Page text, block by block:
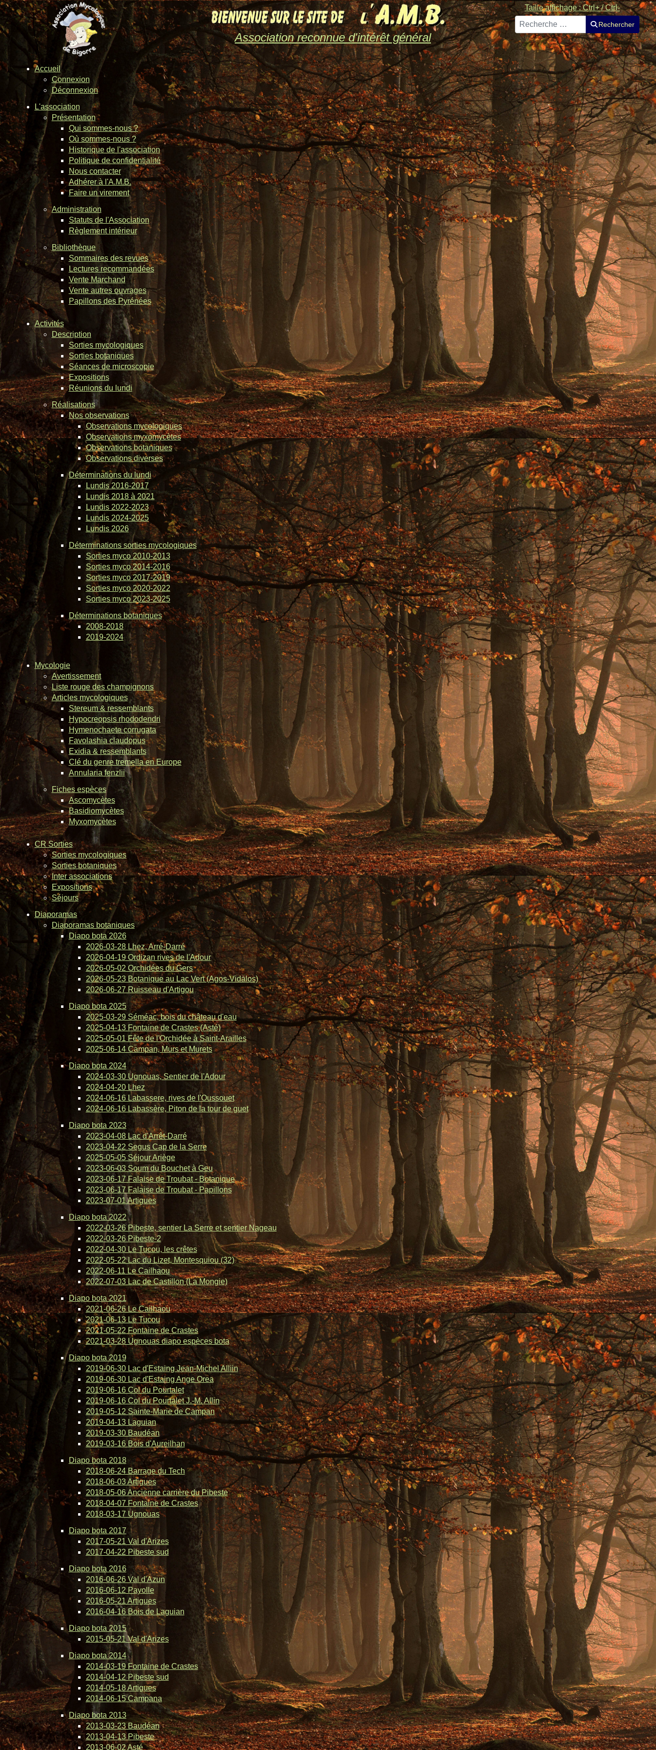
Association reconnue d'intérêt général
Taille affichage : Ctrl+ / Ctrl-
Rechercher
Rechercher
Accueil
Connexion
Déconnexion
L'association
Présentation
Qui sommes-nous ?
Où sommes-nous ?
Historique de l'association
Politique de confidentialité
Nous contacter
Adhérer à l'A.M.B.
Faire un virement
Administration
Statuts de l'Association
Règlement intérieur
Bibliothèque
Sommaires des revues
Lectures recommandées
Vente Marchand
Vente autres ouvrages
Papillons des Pyrénées
Activités
Description
Sorties mycologiques
Sorties botaniques
Séances de microscopie
Expositions
Réunions du lundi
Réalisations
Nos observations
Observations mycologiques
Observations myxomycètes
Observations botaniques
Observations diverses
Déterminations du lundi
Lundis 2016-2017
Lundis 2018 à 2021
Lundis 2022-2023
Lundis 2024-2025
Lundis 2026
Déterminations sorties mycologiques
Sorties myco 2010-2013
Sorties myco 2014-2016
Sorties myco 2017-2019
Sorties myco 2020-2022
Sorties myco 2023-2025
Déterminations botaniques
2008-2018
2019-2024
Mycologie
Avertissement
Liste rouge des champignons
Articles mycologiques
Stereum & ressemblants
Hypocreopsis rhododendri
Hymenochaete corrugata
Favolashia claudopus
Exidia & ressemblants
Clé du genre tremella en Europe
Annularia fenzlii
Fiches espèces
Ascomycètes
Basidiomycètes
Myxomycètes
CR Sorties
Sorties mycologiques
Sorties botaniques
Inter associations
Expositions
Séjours
Diaporamas
Diaporamas botaniques
Diapo bota 2026
2026-03-28 Lhez, Arré-Darré
2026-04-19 Ordizan rives de l'Adour
2026-05-02 Orchidées du Gers
2026-05-23 Botanique au Lac Vert (Agos-Vidalos)
2026-06-27 Ruisseau d'Artigou
Diapo bota 2025
2025-03-29 Séméac, bois du château d'eau
2025-04-13 Fontaine de Crastes (Asté)
2025-05-01 Fête de l'Orchidée à Saint-Arailles
2025-06-14 Campan, Murs et Murets
Diapo bota 2024
2024-03-30 Ugnouas, Sentier de l'Adour
2024-04-20 Lhez
2024-06-16 Labassere, rives de l'Oussouet
2024-06-16 Labassère, Piton de la tour de guet
Diapo bota 2023
2023-04-08 Lac d'Arrêt-Darré
2023-04-22 Segus Cap de la Serre
2025-05-05 Séjour Ariège
2023-06-03 Soum du Bouchet à Geu
2023-06-17 Falaise de Troubat - Botanique
2023-06-17 Falaise de Troubat - Papillons
2023-07-01 Artigues
Diapo bota 2022
2022-03-26 Pibeste, sentier La Serre et sentier Nageau
2022-03-26 Pibeste-2
2022-04-30 Le Tucou, les crêtes
2022-05-22 Lac du Lizet, Montesquiou (32)
2022-06-11 Le Cailhaou
2022-07-03 Lac de Castillon (La Mongie)
Diapo bota 2021
2021-06-26 Le Cailhaou
2021-06-13 Le Tucou
2021-05-22 Fontaine de Crastes
2021-03-28 Ugnouas diapo espèces bota
Diapo bota 2019
2019-06-30 Lac d'Estaing Jean-Michel Alliin
2019-06-30 Lac d'Estaing Ange Orea
2019-06-16 Col du Pourtalet
2019-06-16 Col du Pourtalet J.-M. Allin
2019-05-12 Sainte-Marie de Campan
2019-04-13 Laguian
2019-03-30 Baudéan
2019-03-16 Bois d'Aureilhan
Diapo bota 2018
2018-06-24 Barrage du Tech
2018-06-03 Artigues
2018-05-06 Ancienne carrière du Pibeste
2018-04-07 Fontaine de Crastes
2018-03-17 Ugnouas
Diapo bota 2017
2017-05-21 Val d'Arizes
2017-04-22 Pibeste sud
Diapo bota 2016
2016-06-26 Val d'Azun
2016-06-12 Payolle
2016-05-21 Artigues
2016-04-16 Bois de Laguian
Diapo bota 2015
2015-05-21 Val d'Arizes
Diapo bota 2014
2014-03-19 Fontaine de Crastes
2014-04-12 Pibeste sud
2014-05-18 Artigues
2014-06-15 Campana
Diapo bota 2013
2013-03-23 Baudéan
2013-04-13 Pibeste
2013-06-02 Asté